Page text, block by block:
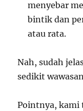
menyebar
bintik dan
atau rata.
Nah, sudah
sedikit
Pointnya, kami